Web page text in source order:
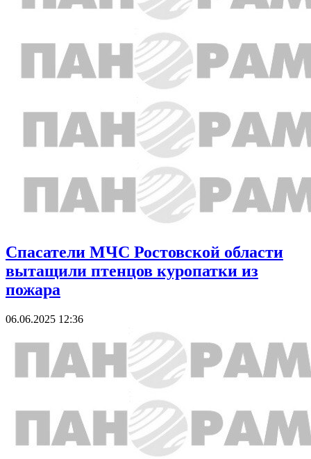
Спасатели МЧС Ростовской области
вытащили птенцов куропатки из
пожара
06.06.2025 12:36